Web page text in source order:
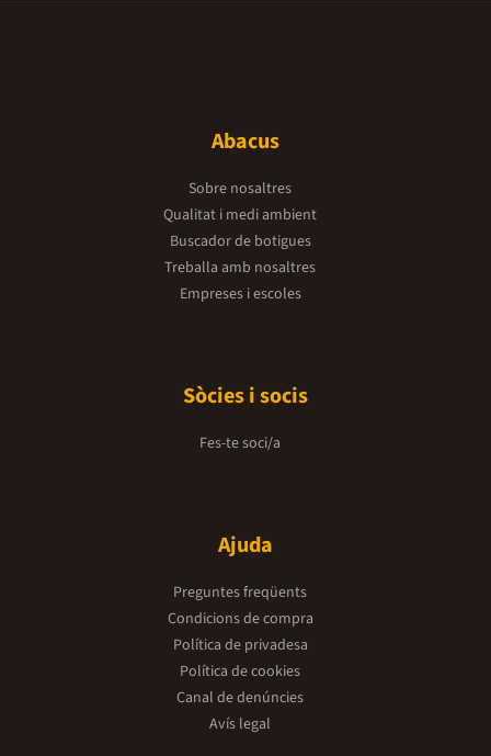
Abacus
Sobre nosaltres
Qualitat i medi ambient
Buscador de botigues
Treballa amb nosaltres
Empreses i escoles
Sòcies i socis
Fes-te soci/a
Ajuda
Preguntes freqüents
Condicions de compra
Política de privadesa
Política de cookies
Canal de denúncies
Avís legal